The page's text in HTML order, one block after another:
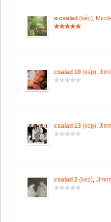
a csalad (kép),
csalad 10 (kép),
csalad 13 (kép),
csalad 2 (kép),